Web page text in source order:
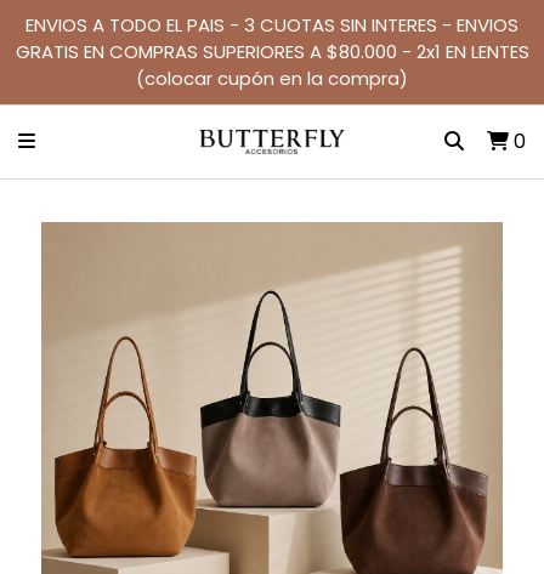
ENVIOS A TODO EL PAIS - 3 CUOTAS SIN INTERES - ENVIOS
GRATIS EN COMPRAS SUPERIORES A $80.000 - 2x1 EN LENTES
(colocar cupón en la compra)
0